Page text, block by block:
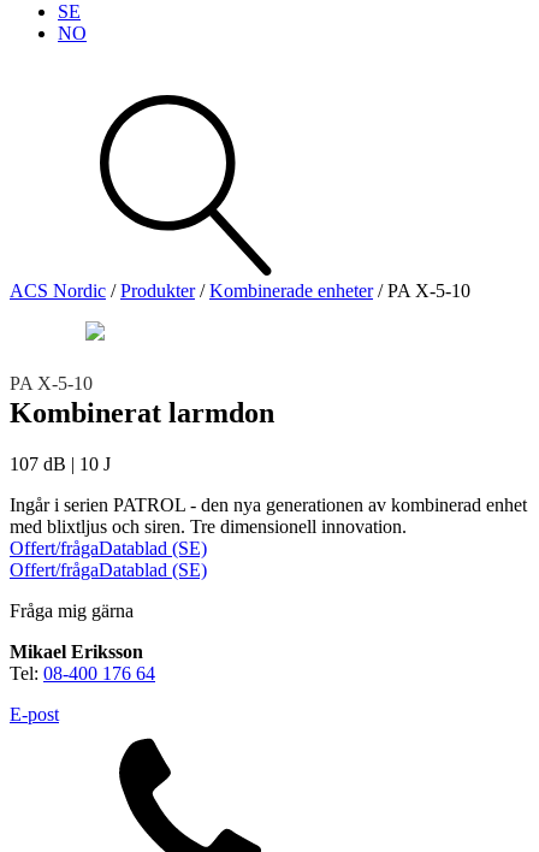
SE
NO
Se alla kategorier
Se alla produkter
Teknisk support
Offertförfrågan
Brand
LarmsystemLarmklockor
ACS Nordic /Produkter/Kombinerade enheter/PA X-5-10
PA X-5-10
Kombinerat larmdon
107 dB | 10 J
Ingår i serien PATROL - den nya generationen av kombinerad enhet
med blixtljus och siren. Tre dimensionell innovation.
Offert/frågaDatablad (SE)
Offert/frågaDatablad (SE)
Fråga mig gärna
Mikael Eriksson
Tel: 08-400 176 64
E-post